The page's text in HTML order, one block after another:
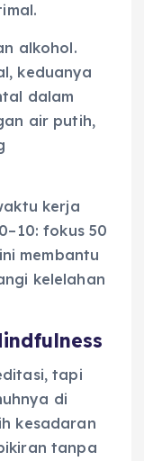
alkohol.
keduanya
dalam
air putih,
kerja
fokus 50
membantu
kelelahan
tapi
di
kesadaran
tanpa